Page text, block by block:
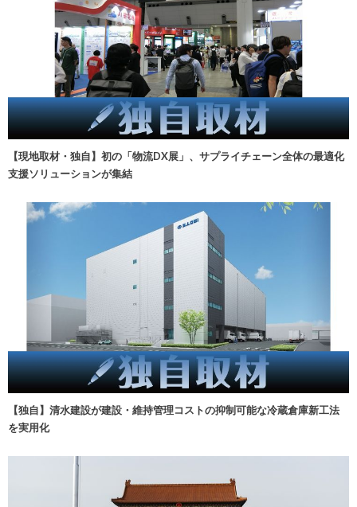
【現地取材・独自】初の「物流DX展」、サプライチェーン全体の最適化
支援ソリューションが集結
【独自】清水建設が建設・維持管理コストの抑制可能な冷蔵倉庫新工法
を実用化